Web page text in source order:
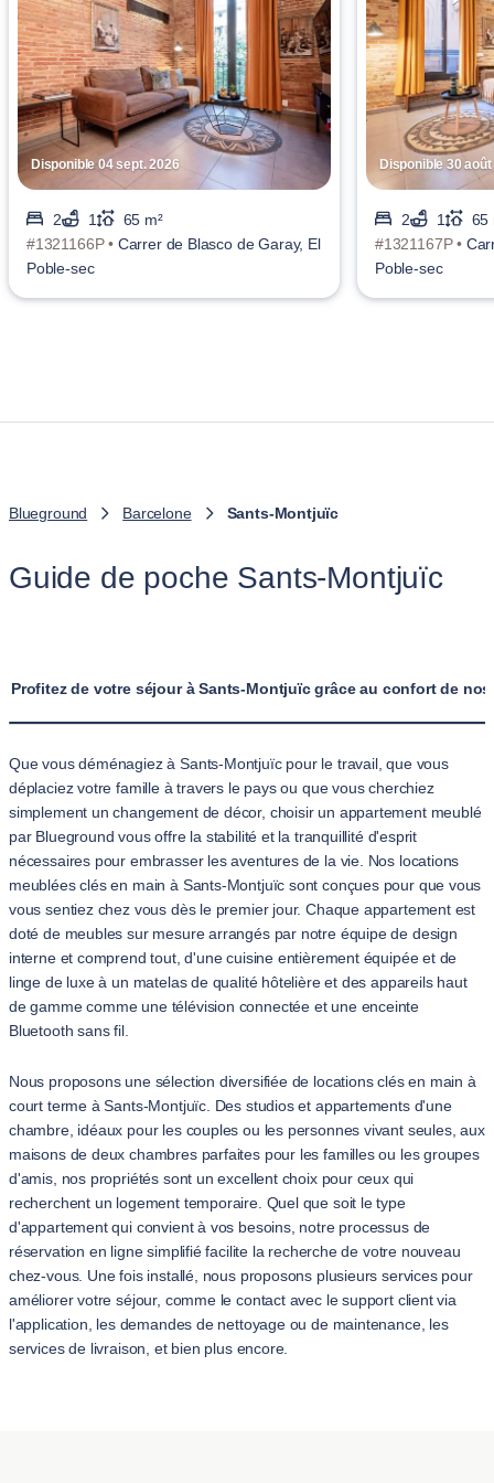
Disponible 04 sept. 2026
2 1
65 m²
#1321166P • Carrer de Blasco de Garay, El
Poble-sec
Disponible 30
2 1
65
#1321167P •
Poble-sec
Blueground Barcelone Sants-Montjuïc
Guide de poche Sants-Montjuïc
Profitez de votre séjour à Sants-Montjuïc grâce au confort de
Que vous déménagiez à Sants-Montjuïc pour le travail, que vous
déplaciez votre famille à travers le pays ou que vous cherchiez
simplement un changement de décor, choisir un appartement meublé
par Blueground vous offre la stabilité et la tranquillité d'esprit
nécessaires pour embrasser les aventures de la vie. Nos locations
meublées clés en main à Sants-Montjuïc sont conçues pour que vous
vous sentiez chez vous dès le premier jour. Chaque appartement est
doté de meubles sur mesure arrangés par notre équipe de design
interne et comprend tout, d'une cuisine entièrement équipée et de
linge de luxe à un matelas de qualité hôtelière et des appareils haut
de gamme comme une télévision connectée et une enceinte
Bluetooth sans fil.
Nous proposons une sélection diversifiée de locations clés en main à
court terme à Sants-Montjuïc. Des studios et appartements d'une
chambre, idéaux pour les couples ou les personnes vivant seules, aux
maisons de deux chambres parfaites pour les familles ou les groupes
d'amis, nos propriétés sont un excellent choix pour ceux qui
recherchent un logement temporaire. Quel que soit le type
d'appartement qui convient à vos besoins, notre processus de
réservation en ligne simplifié facilite la recherche de votre nouveau
chez-vous. Une fois installé, nous proposons plusieurs services pour
améliorer votre séjour, comme le contact avec le support client via
l'application, les demandes de nettoyage ou de maintenance, les
services de livraison, et bien plus encore.